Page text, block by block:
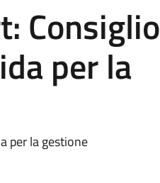
Consiglio
per la
per la gestione